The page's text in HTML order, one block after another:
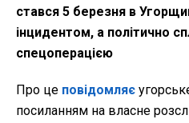
стався 5 березня в
інцидентом, а політично
спецоперацією
Про це повідомляє
посиланням на власне